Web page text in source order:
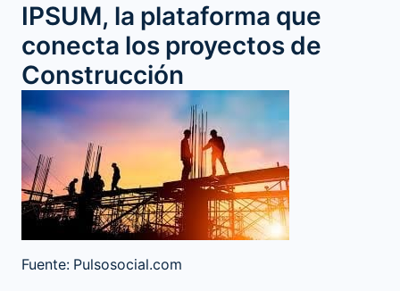
IPSUM, la plataforma que
conecta los proyectos de
Construcción
Fuente: Pulsosocial.com